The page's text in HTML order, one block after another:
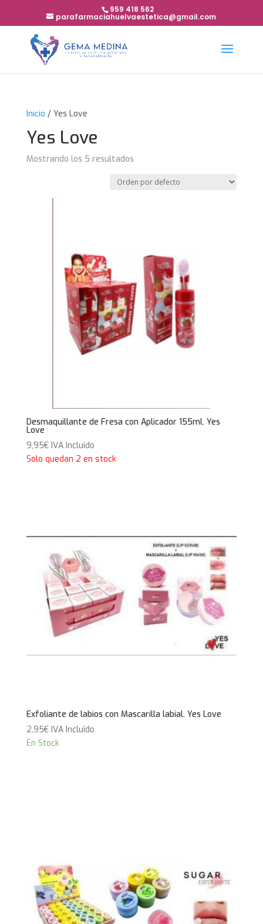
959 418 562
parafarmaciahuelvaestetica@gmail.com
Inicio / Yes Love
Yes Love
Mostrando los 5 resultados
Desmaquillante de Fresa con Aplicador 155ml. Yes
Love
9,95€ IVA Incluido
Solo quedan 2 en stock
Exfoliante de labios con Mascarilla labial. Yes Love
2,95€ IVA Incluido
En Stock